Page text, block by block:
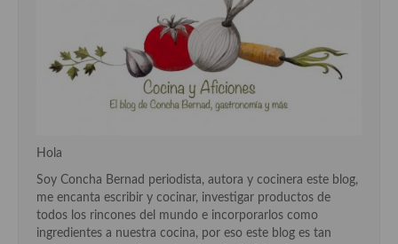
Cocina Italiana
Cocina Luxemburgo
Cocina portuguesa
Cocina Rusa
Cocina Sueca
Hola
Soy Concha Bernad periodista, autora y cocinera este blog,
me encanta escribir y cocinar, investigar productos de
todos los rincones del mundo e incorporarlos como
ingredientes a nuestra cocina, por eso este blog es tan